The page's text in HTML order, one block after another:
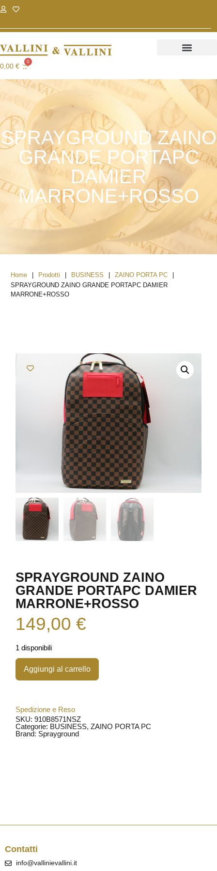
0,00 €
0
SPRAYGROUND ZAINO
GRANDE PORTAPC
DAMIER
MARRONE+ROSSO
Home | Prodotti | BUSINESS | ZAINO PORTA PC
|
SPRAYGROUND ZAINO GRANDE PORTAPC DAMIER
MARRONE+ROSSO
SPRAYGROUND ZAINO
GRANDE PORTAPC DAMIER
MARRONE+ROSSO
149,00€
1 disponibili
Aggiungi al carrello
Spedizione e Reso
SKU: 910B8571NSZ
Categorie: BUSINESS,ZAINO PORTA PC
Brand: Sprayground
Contatti
info@vallinievallini.it